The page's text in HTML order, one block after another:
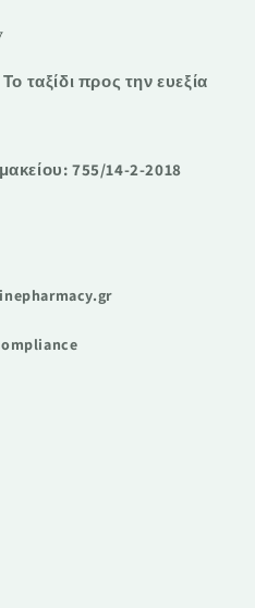
ταξίδι προς την ευεξία
755/14-2-2018